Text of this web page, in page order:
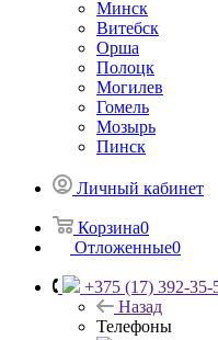
Минск
Витебск
Орша
Полоцк
Могилев
Гомель
Мозырь
Пинск
Личный кабинет
Корзина0
Отложенные0
+375 (17) 392-35-
Назад
Телефоны